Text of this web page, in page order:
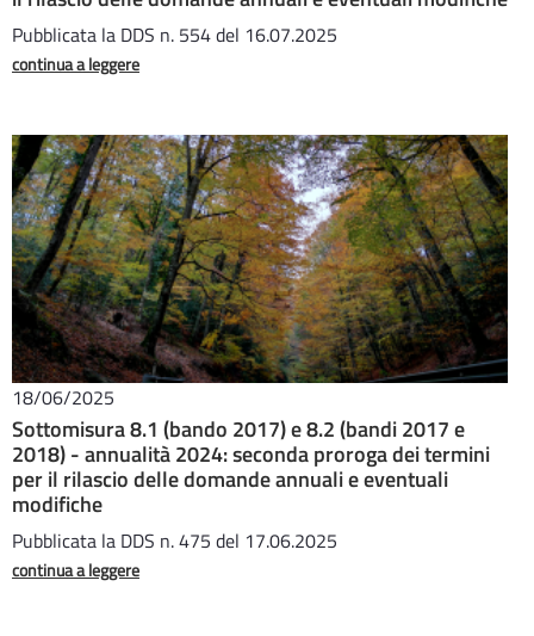
Pubblicata la DDS n. 554 del 16.07.2025
continua a leggere
18/06/2025
Sottomisura 8.1 (bando 2017) e 8.2 (bandi 2017 e
2018) - annualità 2024: seconda proroga dei termini
per il rilascio delle domande annuali e eventuali
modifiche
Pubblicata la DDS n. 475 del 17.06.2025
continua a leggere